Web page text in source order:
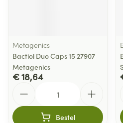
Metagenics
Bactiol Duo Caps 15 27907
Metagenics
€ 18,64
Bestel